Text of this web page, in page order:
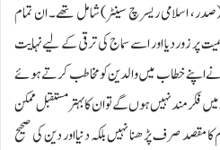
(صدر، اسلامی ریسرچ سینٹر) شامل تھے۔ ان تمام
پر زور دیا اور اسے سماج کی ترقی کے لیے نہایت
نے اپنے خطاب میں والدین کو مخاطب کرتے ہوئے
فکر مند نہیں ہوں گے تو ان کا بہتر مستقبل ممکن
مقصد صرف پڑھنا نہیں بلکہ دنیا اور دین کی صحیح